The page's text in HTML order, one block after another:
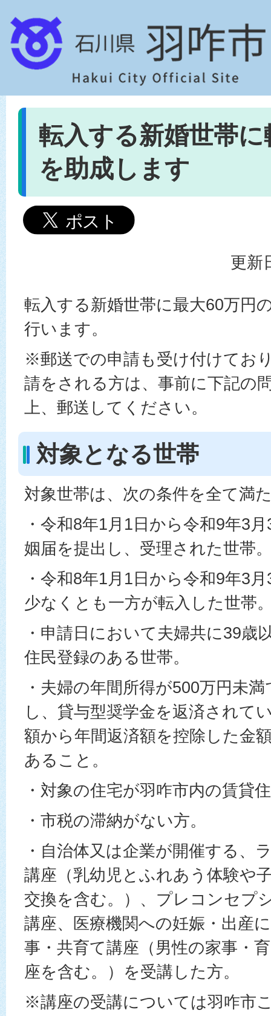
転入する新婚世帯に
を助成します
更新
転入する新婚世帯に最大60万円
行います。
※郵送での申請も受け付けてお
請をされる方は、事前に下記の
上、郵送してください。
対象となる世帯
対象世帯は、次の条件を全て満
・令和8年1月1日から令和9年3
姻届を提出し、受理された世帯
・令和8年1月1日から令和9年3
少なくとも一方が転入した世帯
・申請日において夫婦共に39歳
住民登録のある世帯。
・夫婦の年間所得が500万円未
し、貸与型奨学金を返済されて
額から年間返済額を控除した金
あること。
・対象の住宅が羽咋市内の賃貸
・市税の滞納がない方。
・自治体又は企業が開催する、
講座（乳幼児とふれあう体験や
交換を含む。）、プレコンセプ
講座、医療機関への妊娠・出産
事・共育て講座（男性の家事・
座を含む。）を受講した方。
※講座の受講については羽咋市